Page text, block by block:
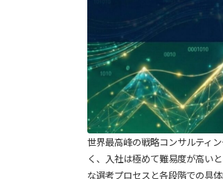
世界最高峰の戦略コンサルティ
く、入社は極めて難易度が高い
な選考プロセスと各段階での具